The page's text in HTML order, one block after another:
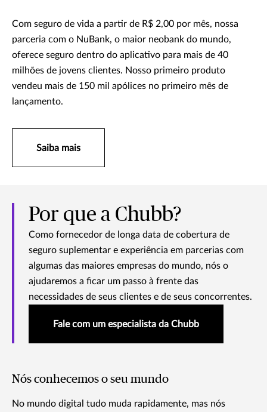
Com seguro de vida a partir de R$ 2,00 por mês, nossa
parceria com o NuBank, o maior neobank do mundo,
oferece seguro dentro do aplicativo para mais de 40
milhões de jovens clientes. Nosso primeiro produto
vendeu mais de 150 mil apólices no primeiro mês de
lançamento.
Saiba mais
Por que a Chubb?
Como fornecedor de longa data de cobertura de
seguro suplementar e experiência em parcerias com
algumas das maiores empresas do mundo, nós o
ajudaremos a ficar um passo à frente das
necessidades de seus clientes e de seus concorrentes.
Fale com um especialista da Chubb
Nós conhecemos o seu mundo
No mundo digital tudo muda rapidamente, mas nós